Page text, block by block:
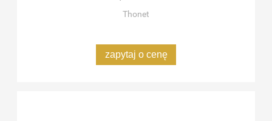
Thonet
zapytaj o cenę